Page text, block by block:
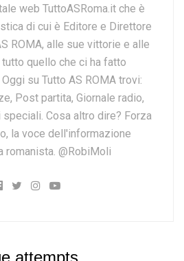
web TuttoASRoma.it che è
di cui è Editore e Direttore
ROMA, alle sue vittorie e alle
quello che ci ha fatto
su Tutto AS ROMA trovi:
Post partita, Giornale radio,
Cosa altro dire? Forza
la voce dell'informazione
romanista. @RobiMoli